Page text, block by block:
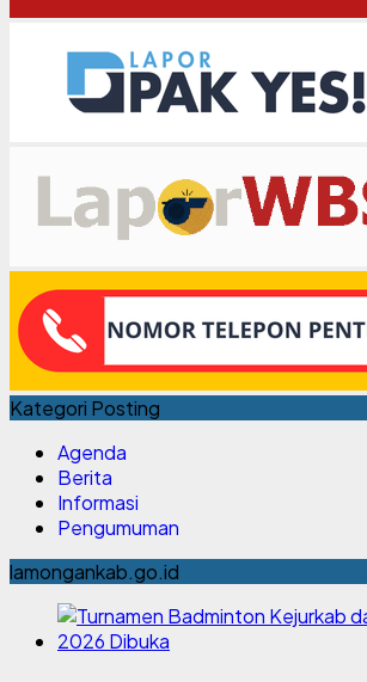
Kategori Posting
Agenda
Berita
Informasi
Pengumuman
lamongankab.go.id